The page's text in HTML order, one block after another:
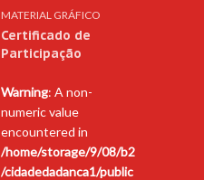
MATERIAL GRÁFICO
Certificado de
Participação
Warning: A non-
numeric value
encountered in
/home/storage/9/08/b2
/cidadedadanca1/public